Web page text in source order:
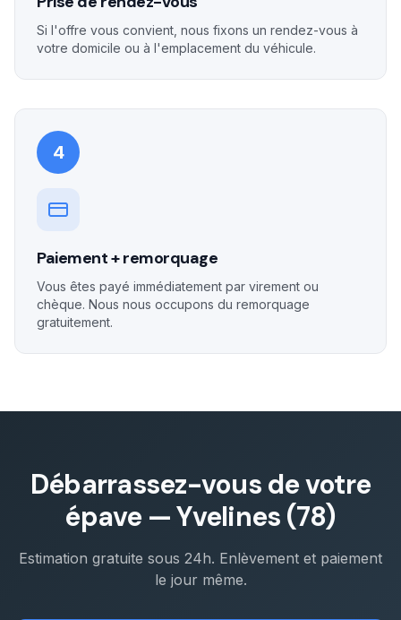
Si l'offre vous convient, nous fixons un rendez-vous à
votre domicile ou à l'emplacement du véhicule.
4
Paiement + remorquage
Vous êtes payé immédiatement par virement ou
chèque. Nous nous occupons du remorquage
gratuitement.
Débarrassez-vous de votre
épave —Yvelines (78)
Estimation gratuite sous 24h. Enlèvement et paiement
le jour même.